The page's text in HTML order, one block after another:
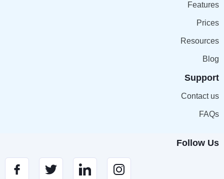
Features
Prices
Resources
Blog
Support
Contact us
FAQs
Follow Us